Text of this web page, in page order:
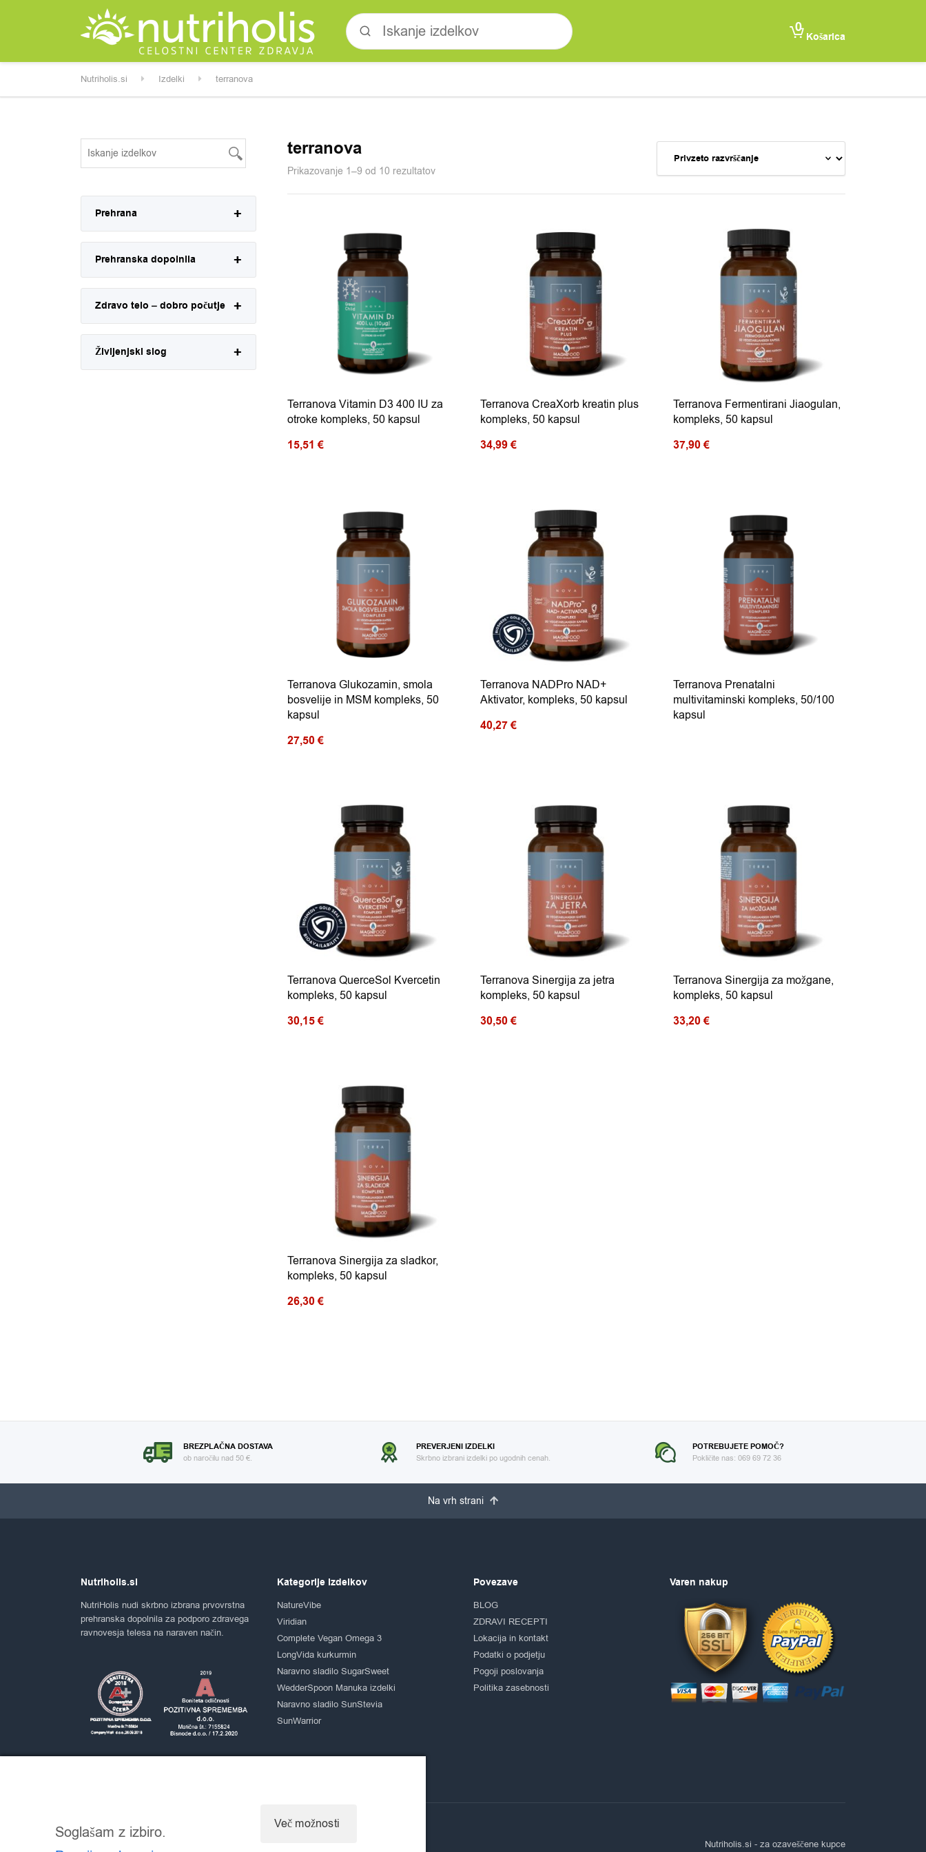
0
Košarica
Nutriholis.si Izdelki terranova
terranova
Prikazovanje 1–9 od 10 rezultatov
Terranova Vitamin D3 400 IU za
otroke kompleks, 50 kapsul
15,51€
Terranova CreaXorb kreatin plus
kompleks, 50 kapsul
34,99€
Terranova Fermentirani Jiaogulan,
kompleks, 50 kapsul
37,90€
Terranova Glukozamin, smola
bosvelije in MSM kompleks, 50
kapsul
27,50€
Terranova NADPro NAD+
Aktivator, kompleks, 50 kapsul
40,27€
Terranova Prenatalni
multivitaminski kompleks, 50/100
kapsul
Terranova QuerceSol Kvercetin
kompleks, 50 kapsul
30,15€
Terranova Sinergija za jetra
kompleks, 50 kapsul
30,50€
Terranova Sinergija za možgane,
kompleks, 50 kapsul
33,20€
Terranova Sinergija za sladkor,
kompleks, 50 kapsul
26,30€
Prehrana
Prehranska dopolnila
Zdravo telo – dobro počutje
Življenjski slog
BREZPLAČNA DOSTAVA
ob naročilu nad 50 €.
PREVERJENI IZDELKI
Skrbno izbrani izdelki po ugodnih cenah.
POTREBUJETE POMOČ?
Pokličite nas: 069 69 72 36
Na vrh strani
Nutriholis.si
NutriHolis nudi skrbno izbrana prvovrstna
prehranska dopolnila za podporo zdravega
ravnovesja telesa na naraven način.
Kategorije izdelkov
NatureVibe
Viridian
Complete Vegan Omega 3
LongVida kurkurmin
Naravno sladilo SugarSweet
WedderSpoon Manuka izdelki
Naravno sladilo SunStevia
SunWarrior
Povezave
BLOG
ZDRAVI RECEPTI
Lokacija in kontakt
Podatki o podjetju
Pogoji poslovanja
Politika zasebnosti
Varen nakup
Nutriholis.si - za ozaveščene kupce
Soglašam z izbiro.
Več možnosti